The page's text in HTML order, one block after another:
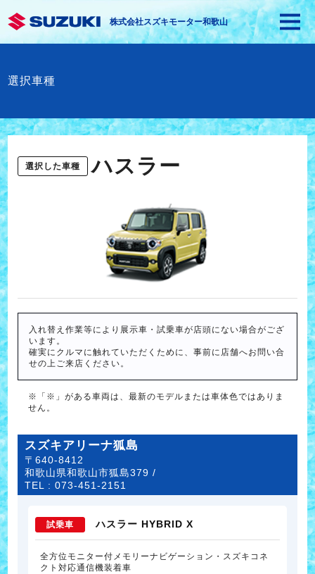
株式会社スズキモーター和歌山
選択車種
選択した車種 ハスラー
入れ替え作業等により展示車・試乗車が店頭にない場合がござ
います。
確実にクルマに触れていただくために、事前に店舗へお問い合
せの上ご来店ください。
※「※」がある車両は、最新のモデルまたは車体色ではありま
せん。
スズキアリーナ狐島
〒640-8412
和歌山県和歌山市狐島379 /
TEL :073-451-2151
試乗車 ハスラー HYBRID X
全方位モニター付メモリーナビゲーション・スズキコネ
クト対応通信機装着車